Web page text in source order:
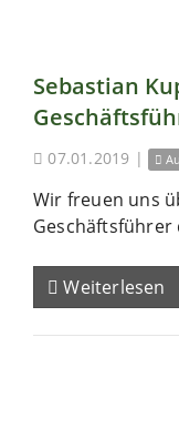
Sebastian
07.01.2019 |
Wir freuen uns
Geschäftsführer
Weiterlesen